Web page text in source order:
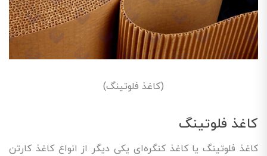
(کاغذ فلوتینگ)
کاغذ فلوتینگ
کاغذ فلوتینگ یا کاغذ کنگره‌ای یکی دیگر از انواع کاغذ کارتن